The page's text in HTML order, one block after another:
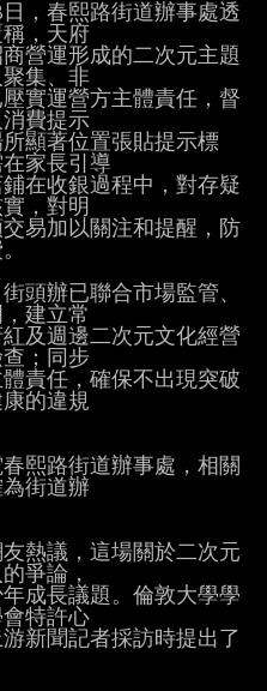
，春熙路街道辦事處透
，天府
營運形成的二次元主題
集、非
實運營方主體責任，督
費提示
顯著位置張貼提示標
家長引導
在收銀過程中，對存疑
，對明
易加以關注和提醒，防
頭辦已聯合市場監管、
建立常
及週邊二次元文化經營
；同步
責任，確保不出現突破
的違規
熙路街道辦事處，相關
街道辦
熱議，這場關於二次元
爭論，
成長議題。倫敦大學學
特許心
新聞記者採訪時提出了